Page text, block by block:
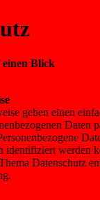
einen Blick
geben einen
Daten
identifiziert werden
Datenschutz